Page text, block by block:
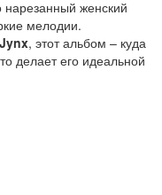
нарезанный женский
мелодии.
, этот альбом – куда
делает его идеальной